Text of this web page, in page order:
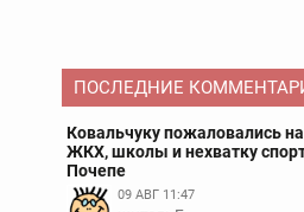
ПОСЛЕДНИЕ
Ковальчуку пожаловались
ЖКХ, школы и нехватку
Почепе
09 АВГ 11:47